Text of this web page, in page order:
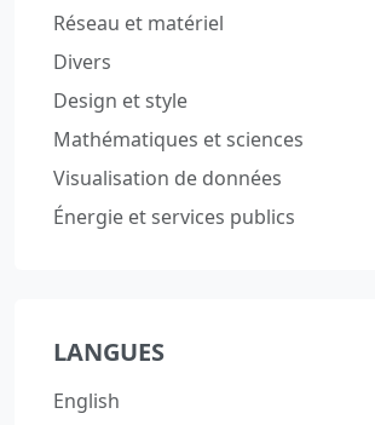
Réseau et matériel
Divers
Design et style
Mathématiques et sciences
Visualisation de données
Énergie et services publics
LANGUES
English